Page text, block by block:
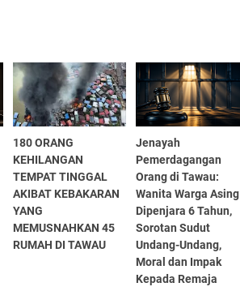
180 ORANG
KEHILANGAN
TEMPAT TINGGAL
AKIBAT KEBAKARAN
YANG
MEMUSNAHKAN 45
RUMAH DI TAWAU
Jenayah
Pemerdagangan
Orang di Tawau:
Wanita Warga Asing
Dipenjara 6 Tahun,
Sorotan Sudut
Undang-Undang,
Moral dan Impak
Kepada Remaja